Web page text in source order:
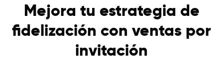
Mejora tu estrategia de
fidelización con ventas por
invitación